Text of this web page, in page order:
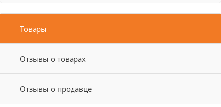
Товары
Отзывы о товарах
Отзывы о продавце